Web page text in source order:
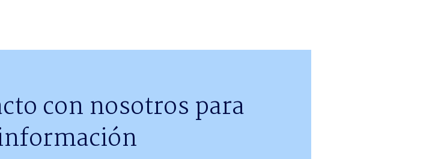
con nosotros para